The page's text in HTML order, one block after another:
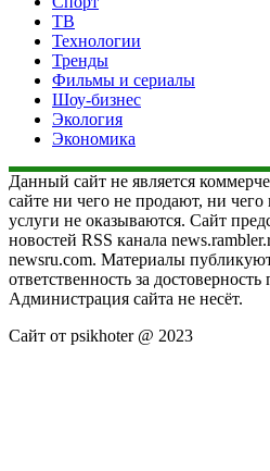
ТВ
Технологии
Тренды
Фильмы и сериалы
Шоу-бизнес
Экология
Экономика
Данный сайт не является
сайте ни чего не продают, ни
услуги не оказываются. Сайт
новостей RSS канала
newsru.com. Материалы
ответственность за
Администрация сайта не несёт.
Сайт от psikhoter @ 2023